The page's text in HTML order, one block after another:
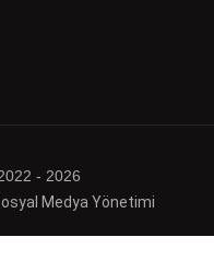
- 2026
Medya Yönetimi